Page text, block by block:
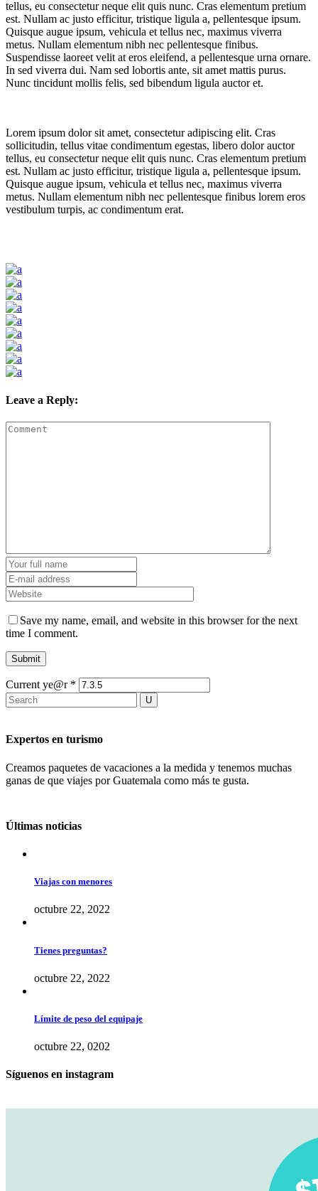
tellus, eu consectetur neque elit quis nunc. Cras elementum pretium
est. Nullam ac justo efficitur, tristique ligula a, pellentesque ipsum.
Quisque augue ipsum, vehicula et tellus nec, maximus viverra
metus. Nullam elementum nibh nec pellentesque finibus.
Suspendisse laoreet velit at eros eleifend, a pellentesque urna ornare.
In sed viverra dui. Nam sed lobortis ante, sit amet mattis purus.
Nunc tincidunt mollis felis, sed bibendum ligula auctor et.
Lorem ipsum dolor sit amet, consectetur adipiscing elit. Cras
sollicitudin, tellus vitae condimentum egestas, libero dolor auctor
tellus, eu consectetur neque elit quis nunc. Cras elementum pretium
est. Nullam ac justo efficitur, tristique ligula a, pellentesque ipsum.
Quisque augue ipsum, vehicula et tellus nec, maximus viverra
metus. Nullam elementum nibh nec pellentesque finibus lorem eros
vestibulum turpis, ac condimentum erat.
Leave a Reply:
Save my name, email, and website in this browser for the next
time I comment.
Current ye@r *
Expertos en turismo
Creamos paquetes de vacaciones a la medida y tenemos muchas
ganas de que viajes por Guatemala como más te gusta.
Últimas noticias
Viajas con menores
octubre 22, 2022
Tienes preguntas?
octubre 22, 2022
Límite de peso del equipaje
octubre 22, 0202
Síguenos en instagram